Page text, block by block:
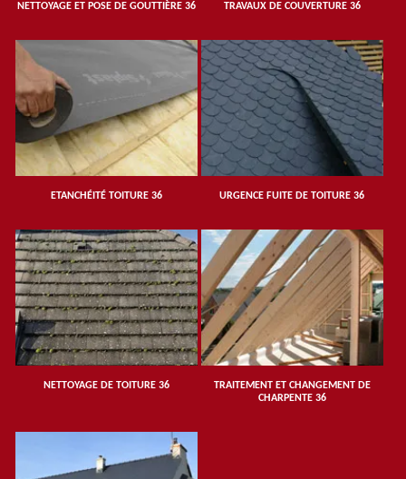
NETTOYAGE ET POSE DE GOUTTIÈRE 36 TRAVAUX DE COUVERTURE 36
ETANCHÉITÉ TOITURE 36 URGENCE FUITE DE TOITURE 36
NETTOYAGE DE TOITURE 36
TRAITEMENT ET CHANGEMENT DE
CHARPENTE 36